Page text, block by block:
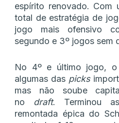
espírito renovado. Com
total de estratégia de
jogo mais ofensivo
segundo e 3º jogos sem
No 4º e último jogo, o
algumas das picks
mas não soube
no
draft. Terminou
remontada épica do